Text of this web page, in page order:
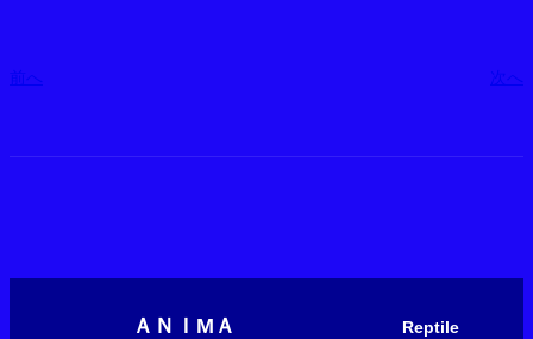
前へ 次へ
ＡＮＩМＡ Reptile